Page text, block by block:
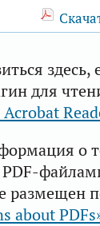
здесь,
для
о
PDF-
размещен
about